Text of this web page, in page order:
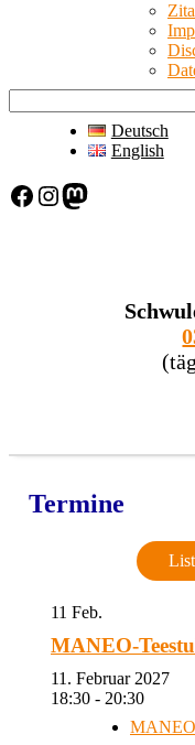
Deutsch
English
Facebook Instagram Mastodon
Termine
11 Feb.
MANEO-
11. Februar 2027
18:30 - 20:30